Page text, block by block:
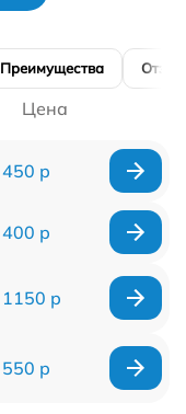
Преимущества
Цена
450 р
400 р
1150 р
550 р